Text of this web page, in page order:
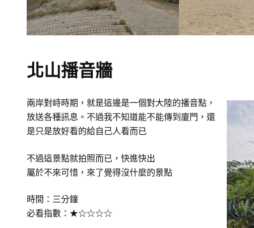
北山播音牆
兩岸對峙時期，就是這邊是一個對大陸的播音點，
放送各種訊息。不過我不知道能不能傳到廈門，還
是只是放好看的給自己人看而已
不過這景點就拍照而已，快進快出
屬於不來可惜，來了覺得沒什麼的景點
時間：三分鐘
必看指數：★☆☆☆☆